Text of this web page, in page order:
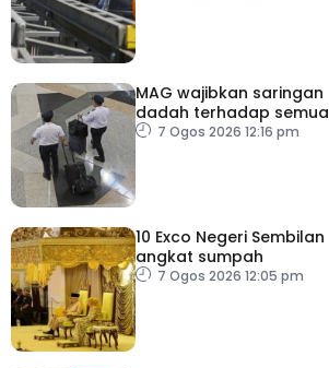
MAG wajibkan saringan
dadah terhadap semua
juruterbang
7 Ogos 2026 12:16 pm
10 Exco Negeri Sembilan
angkat sumpah
7 Ogos 2026 12:05 pm